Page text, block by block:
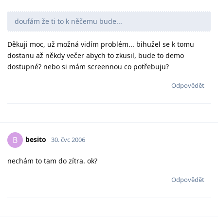
doufám že ti to k něčemu bude...
Děkuji moc, už možná vidím problém... bihužel se k tomu
dostanu až někdy večer abych to zkusil, bude to demo
dostupné? nebo si mám screennou co potřebuju?
Odpovědět
B besito 30. čvc 2006
nechám to tam do zítra. ok?
Odpovědět